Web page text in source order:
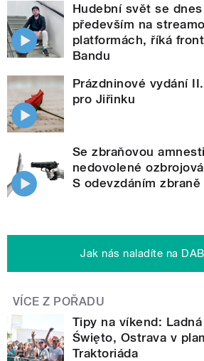
Hudební svět se
především na
platformách, říká
Bandu
Prázdninové vydání
pro Jiřinku
Se zbraňovou
nedovolené
S odevzdáním
Jak nás naladíte na
VÍCE Z POŘADU
Tipy na víkend:
Święto, Ostrava v
Traktoriáda